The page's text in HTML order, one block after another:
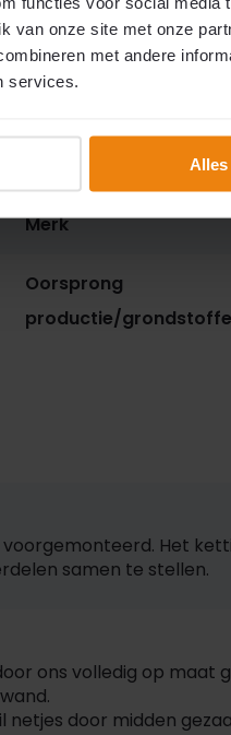
van onze site met onze
met andere
services.
Alles
Materiaal Kettingen
Materiaal Steuntjes
Merk
Oorsprong
productie/
Het
samen te stellen.
ons volledig op
door midden